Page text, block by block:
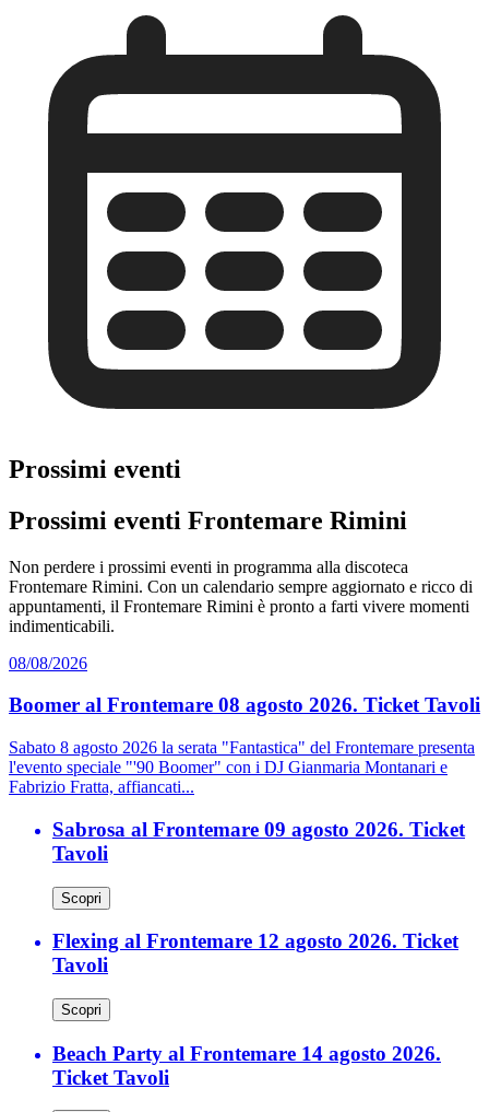
Prossimi eventi
Prossimi eventi Frontemare Rimini
Non perdere i prossimi eventi in programma alla discoteca
Frontemare Rimini. Con un calendario sempre aggiornato e ricco di
appuntamenti, il Frontemare Rimini è pronto a farti vivere momenti
indimenticabili.
08/08/2026
Boomer al Frontemare 08 agosto 2026. Ticket Tavoli
Sabato 8 agosto 2026 la serata "Fantastica" del Frontemare presenta
l'evento speciale "'90 Boomer" con i DJ Gianmaria Montanari e
Fabrizio Fratta, affiancati...
Sabrosa al Frontemare 09 agosto 2026. Ticket
Tavoli
Scopri
Flexing al Frontemare 12 agosto 2026. Ticket
Tavoli
Scopri
Beach Party al Frontemare 14 agosto 2026.
Ticket Tavoli